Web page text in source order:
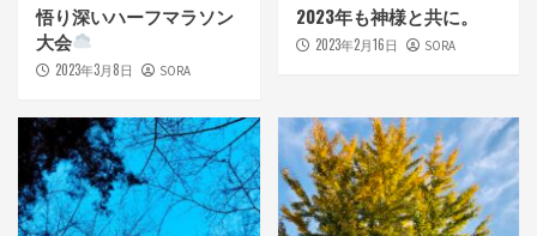
悟り深いハーフマラソン
大会
2023年3月8日 SORA
2023年も神様と共に。
2023年2月16日 SORA